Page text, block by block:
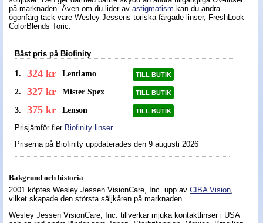
Nyheter - linser
på marknaden. Även om du lider av astigmatism kan du ändra
ögonfärg tack vare Wesley Jessens toriska färgade linser, FreshLook
ColorBlends Toric.
Bäst pris på Biofinity
1. 324 kr Lentiamo TILL BUTIK
2. 327 kr Mister Spex TILL BUTIK
3. 375 kr Lenson TILL BUTIK
Prisjämför fler Biofinity linser
Priserna på Biofinity uppdaterades den 9 augusti 2026
Bakgrund och historia
2001 köptes Wesley Jessen VisionCare, Inc. upp av CIBA Vision,
vilket skapade den största säljkåren på marknaden.
Wesley Jessen VisionCare, Inc. tillverkar mjuka kontaktlinser i USA